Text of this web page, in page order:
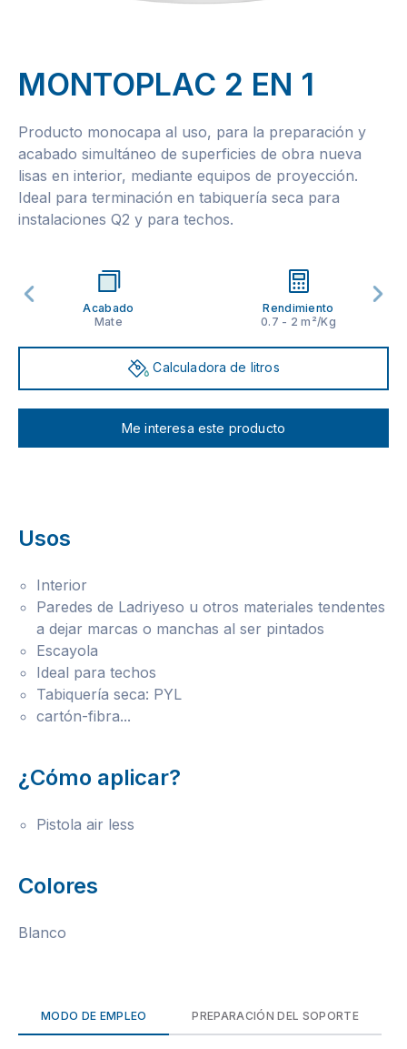
MONTOPLAC 2 EN 1
Producto monocapa al uso, para la preparación y
acabado simultáneo de superficies de obra nueva
lisas en interior, mediante equipos de proyección.
Ideal para terminación en tabiquería seca para
instalaciones Q2 y para techos.
Acabado
Mate
Rendimiento
0.7 - 2 m²/Kg
Calculadora de litros
Me interesa este producto
Usos
Interior
Paredes de Ladriyeso u otros materiales tendentes
a dejar marcas o manchas al ser pintados
Escayola
Ideal para techos
Tabiquería seca: PYL
cartón-fibra...
¿Cómo aplicar?
Pistola air less
Colores
Blanco
MODO DE EMPLEO PREPARACIÓN DEL SOPORTE